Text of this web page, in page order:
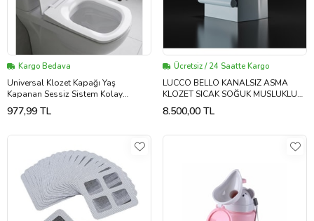
Kargo Bedava
Universal Klozet Kapağı Yaş
Kapanan Sessiz Sistem Kolay
Kurulum
977,99 TL
Ücretsiz / 24 Saatte Kargo
LUCCO BELLO KANALSIZ ASMA
KLOZET SICAK SOĞUK MUSLUKLU
(Beyaz)
8.500,00 TL